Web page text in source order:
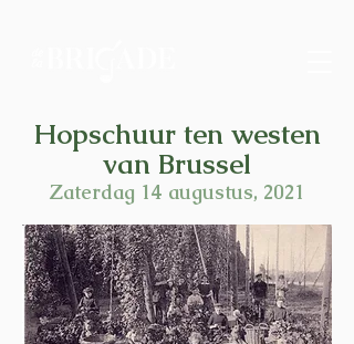
Hopschuur ten westen
van Brussel
Zaterdag 14 augustus, 2021